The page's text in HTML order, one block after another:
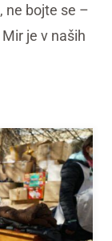
ne bojte se –
je v naših